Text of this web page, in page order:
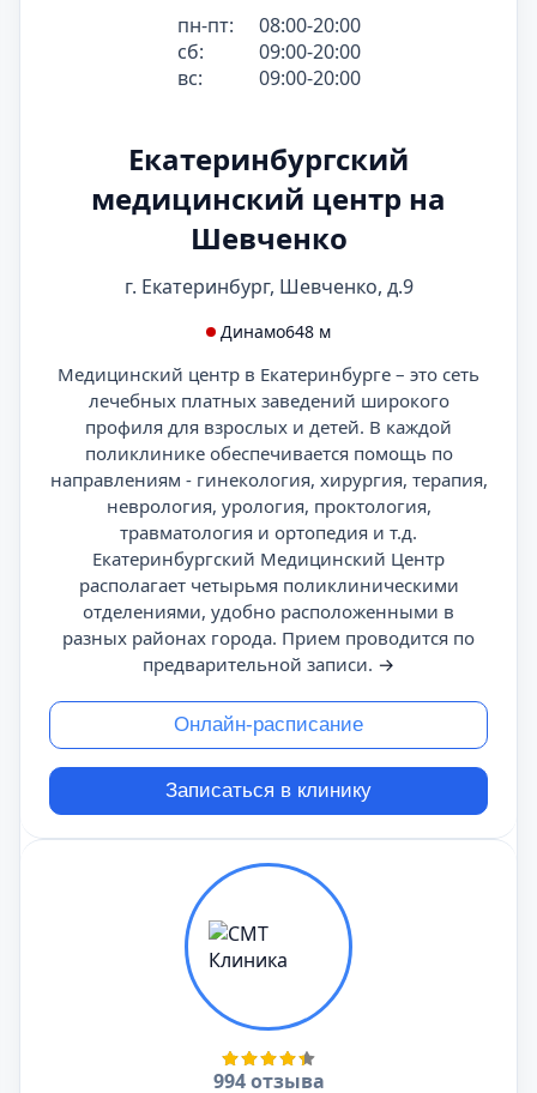
пн-пт:
08:00-20:00
сб:
09:00-20:00
вс:
09:00-20:00
Екатеринбургский
медицинский центр на
Шевченко
г. Екатеринбург, Шевченко, д.9
Динамо648 м
Медицинский центр в Екатеринбурге – это сеть
лечебных платных заведений широкого
профиля для взрослых и детей. В каждой
поликлинике обеспечивается помощь по
направлениям - гинекология, хирургия, терапия,
неврология, урология, проктология,
травматология и ортопедия и т.д.
Екатеринбургский Медицинский Центр
располагает четырьмя поликлиническими
отделениями, удобно расположенными в
разных районах города. Прием проводится по
предварительной записи. →
Онлайн-расписание
Записаться в клинику
994 отзыва